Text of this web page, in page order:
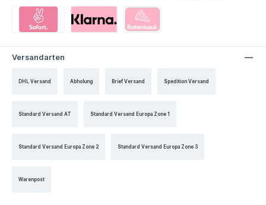
Versandarten
DHL Versand Abholung Brief Versand Spedition Versand
Standard Versand AT Standard Versand Europa Zone 1
Standard Versand Europa Zone 2 Standard Versand Europa Zone 3
Warenpost